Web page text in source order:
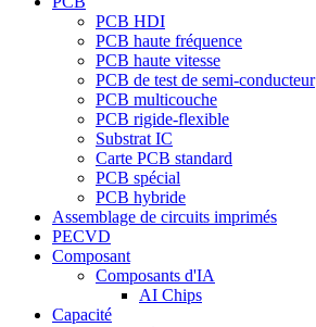
PCB HDI
PCB haute fréquence
PCB haute vitesse
PCB de test de semi-conducteur
PCB multicouche
PCB rigide-flexible
Substrat IC
Carte PCB standard
PCB spécial
PCB hybride
Assemblage de circuits imprimés
PECVD
Composant
Composants d'IA
AI Chips
Capacité